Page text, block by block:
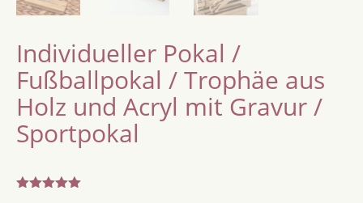
Individueller Pokal /
Fußballpokal / Trophäe aus
Holz und Acryl mit Gravur /
Sportpokal